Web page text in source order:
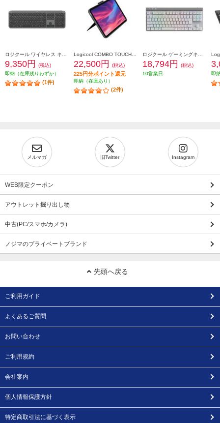
9,350円
(税込)
即納（在庫残りわずか）
(1件)
22,500円 (税込)
225円分ポイント還元
即納（在庫あり）
(2件)
18,794円
(税込)
10営業日
即
メルマガ 旧Twitter Instagram
WEB限定クーポン
アウトレット掘り出し物
中古(PC/スマホ/カメラ)
ノジマのプライベートブランド
先頭へ戻る
ご利用ガイド
よくあるご質問
お問い合わせ
ご利用規約
会社案内
個人情報保護方針
特定商取引法に基づく表示